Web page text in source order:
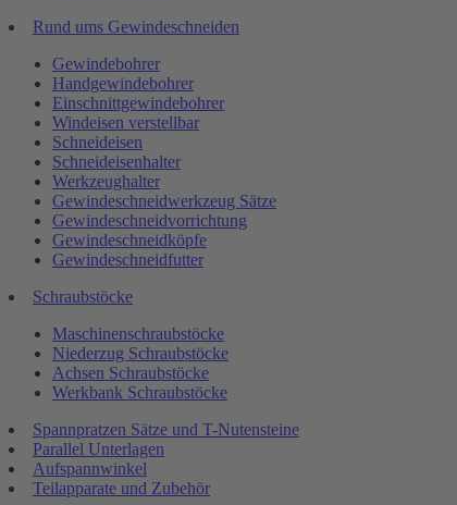
Rund ums Gewindeschneiden
Gewindebohrer
Handgewindebohrer
Einschnittgewindebohrer
Windeisen verstellbar
Schneideisen
Schneideisenhalter
Werkzeughalter
Gewindeschneidwerkzeug Sätze
Gewindeschneidvorrichtung
Gewindeschneidköpfe
Gewindeschneidfutter
Schraubstöcke
Maschinenschraubstöcke
Niederzug Schraubstöcke
Achsen Schraubstöcke
Werkbank Schraubstöcke
Spannpratzen Sätze und T-Nutensteine
Parallel Unterlagen
Aufspannwinkel
Teilapparate und Zubehör